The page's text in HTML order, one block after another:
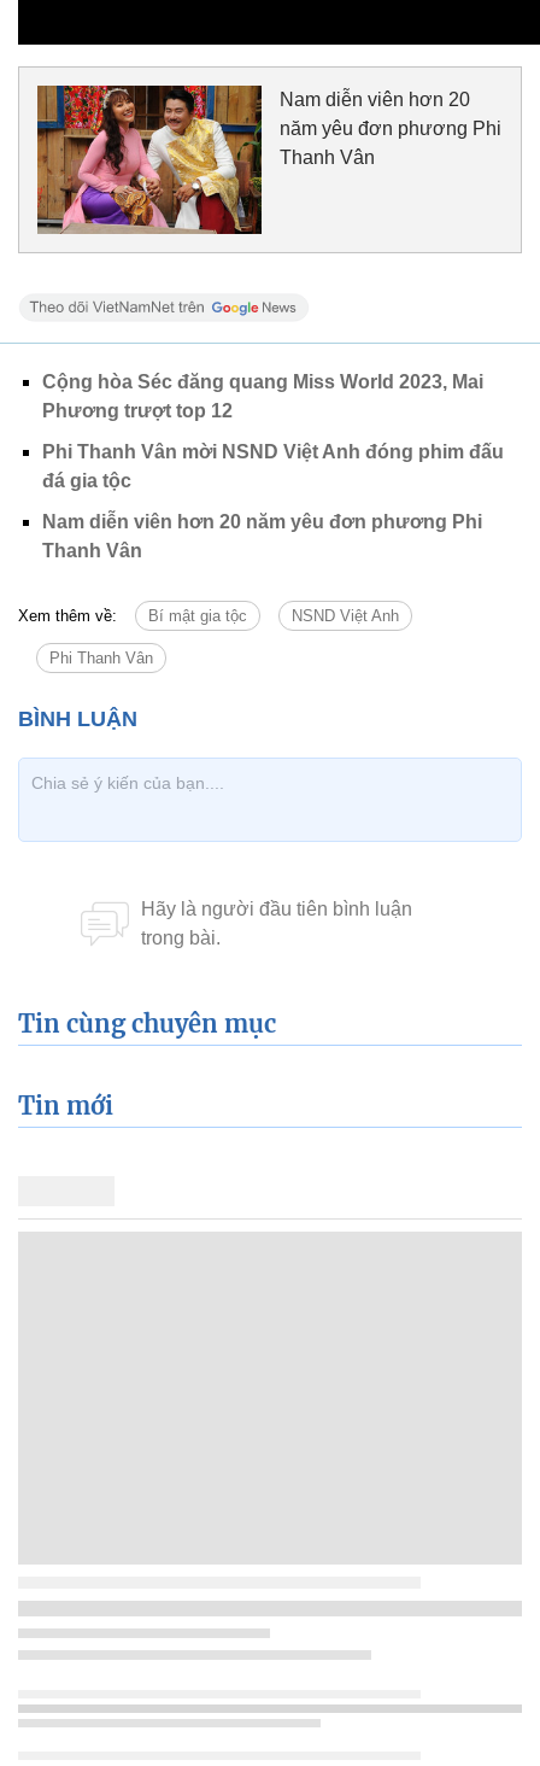
Nam diễn viên hơn 20
năm yêu đơn phương Phi
Thanh Vân
Cộng hòa Séc đăng quang Miss World 2023, Mai
Phương trượt top 12
Phi Thanh Vân mời NSND Việt Anh đóng phim đấu
đá gia tộc
Nam diễn viên hơn 20 năm yêu đơn phương Phi
Thanh Vân
Xem thêm về: Bí mật gia tộc NSND Việt Anh
Phi Thanh Vân
Tin cùng chuyên mục
Tin mới